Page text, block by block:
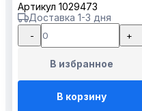
Артикул 1029473
Доставка 1-3 дня
- +
В избранное
В корзину